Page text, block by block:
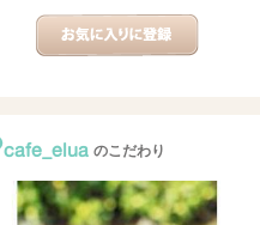
cafe_elua のこだわり